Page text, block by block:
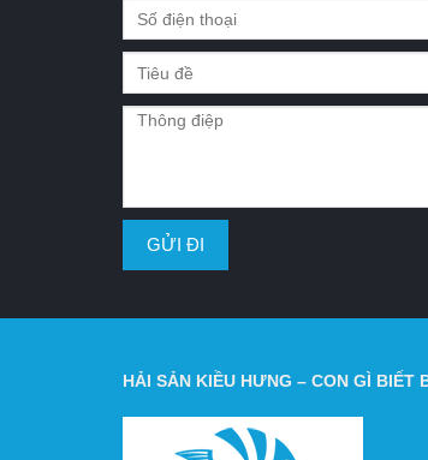
HẢI SẢN KIỀU HƯNG – CON GÌ BIẾT